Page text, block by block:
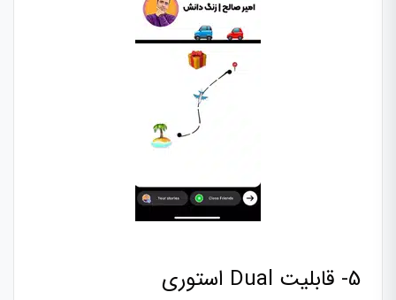
5- قابلیت Dual استوری